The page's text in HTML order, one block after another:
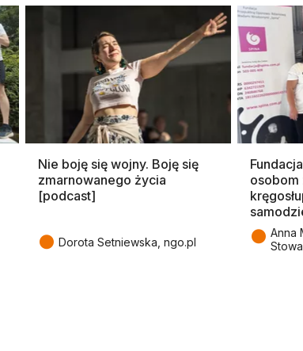
Nie boję się wojny. Boję się
zmarnowanego życia
[podcast]
● Dorota Setniewska, ngo.pl
osobom
● Anna